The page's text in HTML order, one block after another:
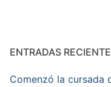
ENTRADAS
Comenzó la cursada